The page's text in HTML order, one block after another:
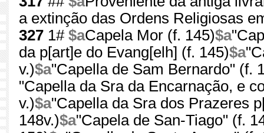
a extinção das Ordens Religiosas
327 1# $aCapela Mor (f. 145)$a
da p[art]e do Evang[elh] (f. 145)$a
v.)$a"Capella de Sam Bernardo" (f.
"Capella da Sra da Encarnação, e
v.)$a"Capella da Sra dos Prazeres
148v.)$a"Capela de San-Tiago" (f.